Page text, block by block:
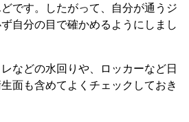
です。したがって、自分が通うジ
自分の目で確かめるようにしまし
などの水回りや、ロッカーなど日
面も含めてよくチェックしておき